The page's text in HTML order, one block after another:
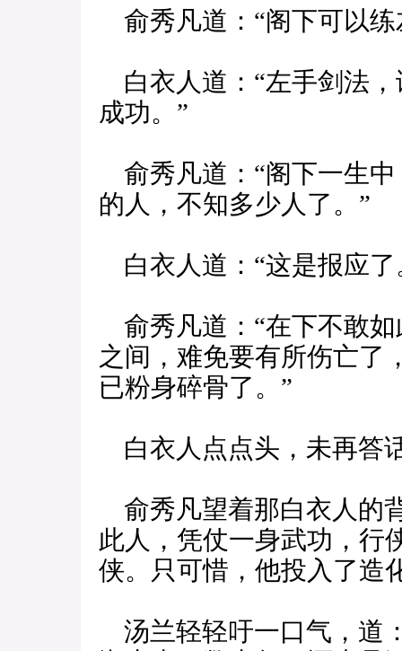
俞秀凡道：“阁下可以练
白衣人道：“左手剑法
成功。”
俞秀凡道：“阁下一生
的人，不知多少人了。”
白衣人道：“这是报应了
俞秀凡道：“在下不敢
之间，难免要有所伤亡了
已粉身碎骨了。”
白衣人点点头，未再答
俞秀凡望着那白衣人的
此人，凭仗一身武功，行
侠。只可惜，他投入了造
汤兰轻轻吁一口气，道